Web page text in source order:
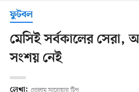
ফুটবল
মেসিই সর্বকালের সেরা,
সংশয় নেই
লেখা: গোলাম সারোয়ার টিপু